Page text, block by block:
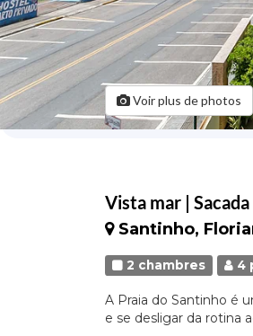
Voir plus de photos
Vista mar |
Santinho,
2 chambres 4
A Praia do Santinho é
e se desligar da rotina